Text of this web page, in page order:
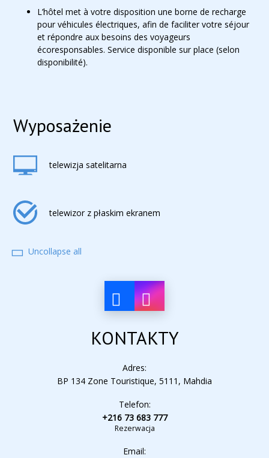
L’hôtel met à votre disposition une borne de recharge
pour véhicules électriques, afin de faciliter votre séjour
et répondre aux besoins des voyageurs
écoresponsables. Service disponible sur place (selon
disponibilité).
Wyposażenie
telewizja satelitarna
telewizor z płaskim ekranem
suszarka do włosów
Uncollapse all
KONTAKTY
Adres:
BP 134 Zone Touristique, 5111, Mahdia
Telefon:
+216 73 683 777
Rezerwacja
Email: